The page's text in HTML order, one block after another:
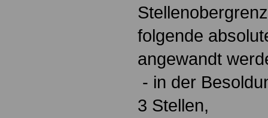
folgende
angewandt
- in der
3 Stellen,